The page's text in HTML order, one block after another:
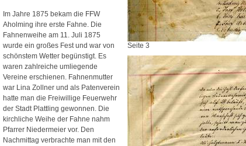
Seite 3
Im Jahre 1875 bekam die FFW
Aholming ihre erste Fahne. Die
Fahnenweihe am 11. Juli 1875
wurde ein großes Fest und war von
schönstem Wetter begünstigt. Es
waren zahlreiche umliegende
Vereine erschienen. Fahnenmutter
war Lina Zollner und als Patenverein
hatte man die Freiwillige Feuerwehr
der Stadt Plattling gewonnen. Die
kirchliche Weihe der Fahne nahm
Pfarrer Niedermeier vor. Den
Nachmittag verbrachte man mit den